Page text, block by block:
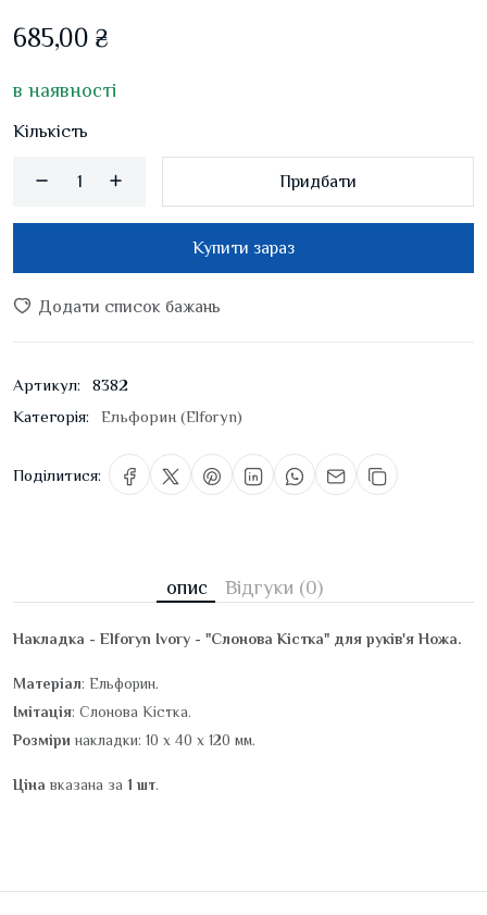
685,00 ₴
в наявності
Кількість
Придбати
Купити зараз
Додати список бажань
Артикул:
8382
Категорія:
Ельфорин (Elforyn)
Поділитися:
опис Відгуки (0)
Накладка - Elforyn Ivory - "Слонова Кістка" для руків'я Ножа.
Матеріал: Ельфорин.
Імітація: Слонова Кістка.
Розміри накладки: 10 х 40 х 120 мм.
Ціна вказана за 1 шт.